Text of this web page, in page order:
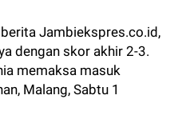
Jambiekspres.co.id,
dengan skor akhir 2-3.
memaksa masuk
Malang, Sabtu 1